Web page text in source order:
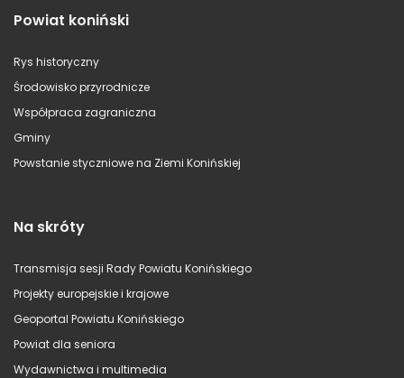
Powiat koniński
Rys historyczny
Środowisko przyrodnicze
Współpraca zagraniczna
Gminy
Powstanie styczniowe na Ziemi Konińskiej
Na skróty
Transmisja sesji Rady Powiatu Konińskiego
Projekty europejskie i krajowe
Geoportal Powiatu Konińskiego
Powiat dla seniora
Wydawnictwa i multimedia